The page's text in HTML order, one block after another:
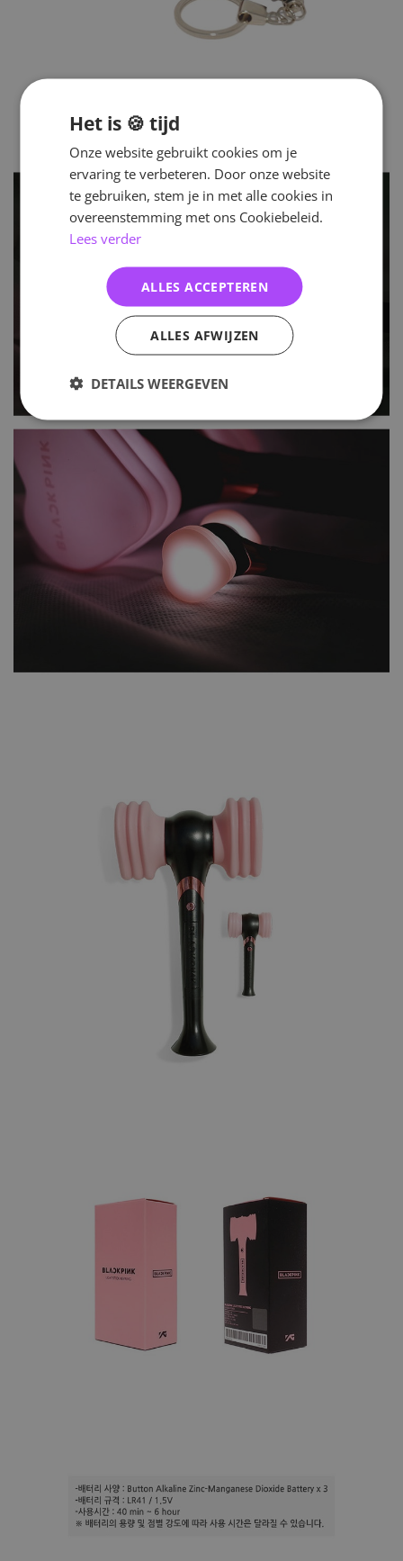
Het is 🍪 tijd
Onze website gebruikt cookies om je
ervaring te verbeteren. Door onze website
te gebruiken, stem je in met alle cookies in
overeenstemming met ons Cookiebeleid.
Lees verder
ALLES ACCEPTEREN
ALLES AFWIJZEN
DETAILS WEERGEVEN